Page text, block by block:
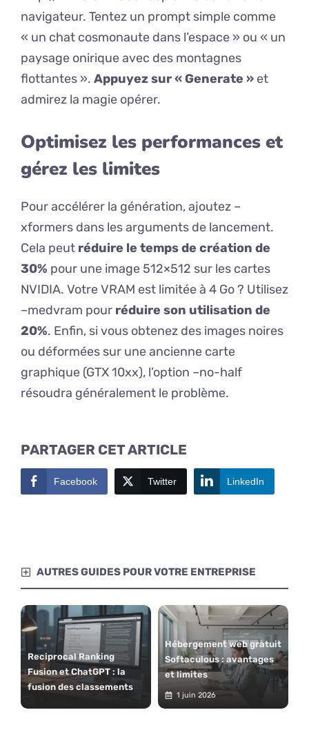
navigateur. Tentez un prompt simple comme
« un chat cosmonaute dans l’espace » ou « un
paysage onirique avec des montagnes
flottantes ». Appuyez sur « Generate » et
admirez la magie opérer.
Optimisez les performances et
gérez les limites
Pour accélérer la génération, ajoutez –
xformers dans les arguments de lancement.
Cela peut réduire le temps de création de
30% pour une image 512×512 sur les cartes
NVIDIA. Votre VRAM est limitée à 4 Go ? Utilisez
–medvram pour réduire son utilisation de
20%. Enfin, si vous obtenez des images noires
ou déformées sur une ancienne carte
graphique (GTX 10xx), l’option –no-half
résoudra généralement le problème.
PARTAGER CET ARTICLE
Facebook Twitter LinkedIn
AUTRES GUIDES POUR VOTRE ENTREPRISE
Reciprocal Ranking
Fusion et ChatGPT : la
fusion des classements
Hébergement web gratuit
Softaculous : avantages
et limites
1 juin 2026